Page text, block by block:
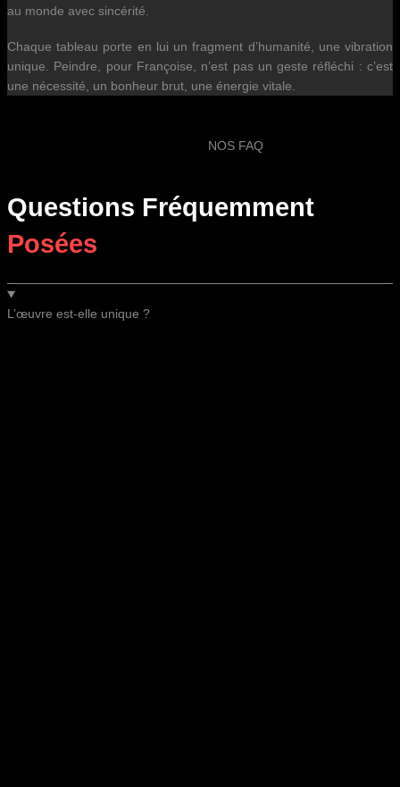
au monde avec sincérité.
Chaque tableau porte en lui un fragment d’humanité, une vibration
unique. Peindre, pour Françoise, n’est pas un geste réfléchi : c’est
une nécessité, un bonheur brut, une énergie vitale.
NOS FAQ
Questions Fréquemment
Posées
L’œuvre est-elle unique ?